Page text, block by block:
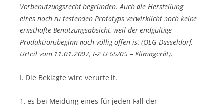
Vorbenutzungsrecht begründen. Auch die Herstellung
eines noch zu testenden Prototyps verwirklicht noch keine
ernsthafte Benutzungsabsicht, weil der endgültige
Produktionsbeginn noch völlig offen ist (OLG Düsseldorf,
Urteil vom 11.01.2007, I-2 U 65/05 – Klimagerät).
I. Die Beklagte wird verurteilt,
1. es bei Meidung eines für jeden Fall der